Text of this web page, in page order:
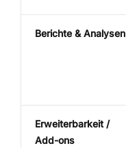
Berichte & Analysen
Erweiterbarkeit /
Add-ons